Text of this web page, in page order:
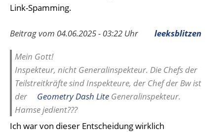
Link-Spamming.
Beitrag vom 04.06.2025 - 03:22 Uhr leeksblitzen
Mein Gott!
Inspekteur, nicht Generalinspekteur. Die Chefs der
Teilstreitkräfte sind Inspekteure, der Chef der Bw ist
der
Geometry Dash Lite Generalinspekteur.
Hamse jedient???
Ich war von dieser Entscheidung wirklich